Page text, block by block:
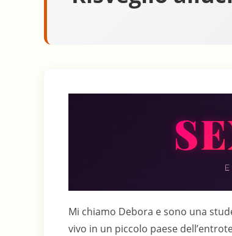
Mi chiamo Debora e sono una
vivo in un piccolo paese